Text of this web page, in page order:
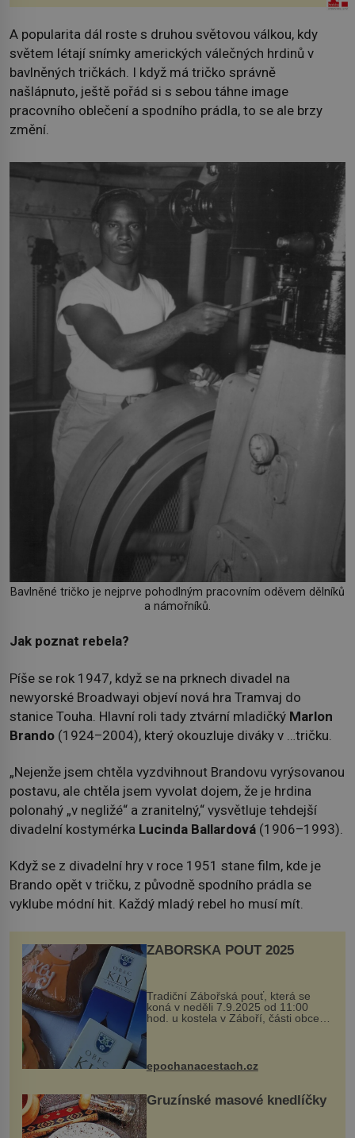
A popularita dál roste s druhou světovou válkou, kdy
světem létají snímky amerických válečných hrdinů v
bavlněných tričkách. I když má tričko správně
našlápnuto, ještě pořád si s sebou táhne image
pracovního oblečení a spodního prádla, to se ale brzy
změní.
Bavlněné tričko je nejprve pohodlným pracovním oděvem dělníků
a námořníků.
Jak poznat rebela?
Píše se rok 1947, když se na prknech divadel na
newyorské Broadwayi objeví nová hra Tramvaj do
stanice Touha. Hlavní roli tady ztvární mladičký Marlon
Brando (1924–2004), který okouzluje diváky v …tričku.
„Nejenže jsem chtěla vyzdvihnout Brandovu vyrýsovanou
postavu, ale chtěla jsem vyvolat dojem, že je hrdina
polonahý „v negližé“ a zranitelný,“ vysvětluje tehdejší
divadelní kostymérka Lucinda Ballardová (1906–1993).
Když se z divadelní hry v roce 1951 stane film, kde je
Brando opět v tričku, z původně spodního prádla se
vyklube módní hit. Každý mladý rebel ho musí mít.
ZÁBOŘSKÁ POUŤ 2025
Tradiční Zábořská pouť, která se
koná v neděli 7.9.2025 od 11:00
hod. u kostela v Záboří, části obce
Kly u Mělníka. V programu naleznete
komentovanou prohlídku kostela,
epochanacestach.cz
Gruzínské masové knedlíčky